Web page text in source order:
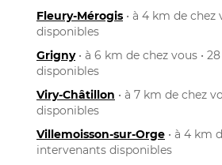
Fleury-Mérogis • à 4 km de chez
disponibles
Grigny• à 6 km de chez vous •
disponibles
Viry-Châtillon • à 7 km de chez
disponibles
Villemoisson-sur-Orge • à 4 km
intervenants disponibles